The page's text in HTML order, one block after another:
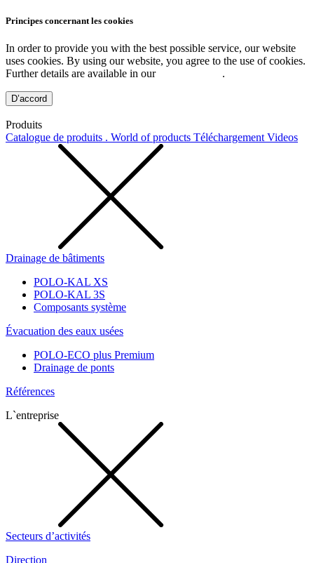
Principes concernant les cookies
In order to provide you with the best possible service, our website
uses cookies. By using our website, you agree to the use of cookies.
Further details are available in our
.
D’accord
Produits
Catalogue de produits . World of products Téléchargement Videos
Drainage de bâtiments
POLO-KAL XS
POLO-KAL 3S
Composants système
Évacuation des eaux usées
POLO-ECO plus Premium
Drainage de ponts
Références
L`entreprise
Secteurs d’activités
Direction